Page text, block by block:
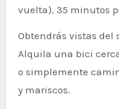
vuelta). 35 minutos
Obtendrás vistas del
Alquila una bici
o simplemente
y mariscos.